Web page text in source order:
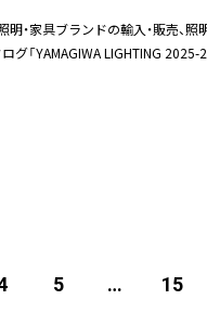
・家具ブランドの輸入・販売、照
ログ「YAMAGIWA LIGHTING
5 … 15